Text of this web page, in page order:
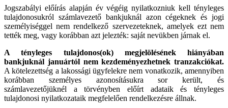
Jogszabályi előírás alapján év végéig nyilatkozniuk kell tényleges
tulajdonosukról számlavezető bankjuknál azon cégeknek és jogi
személyiséggel nem rendelkező szervezeteknek, amelyek ezt nem
tették meg, vagy korábban azt jelezték: saját nevükben járnak el.
A tényleges tulajdonos(ok) megjelölésének hiányában
bankjuknál januártól nem kezdeményezhetnek tranzakciókat.
A kötelezettség a lakossági ügyfelekre nem vonatkozik, amennyiben
korábban személyes azonosításukra sor került, és
számlavezetőjüknél a törvényben előírt adataik és tényleges
tulajdonosi nyilatkozataik megfelelően rendelkezésre állnak.